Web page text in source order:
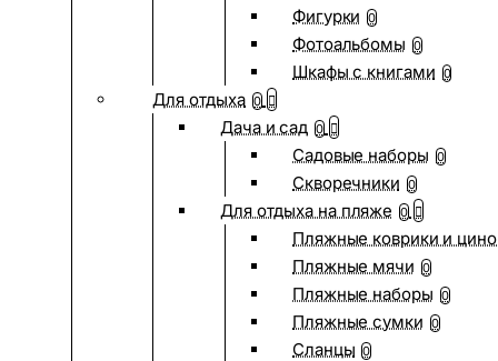
Фигурки 0
Фотоальбомы 0
Шкафы с книгами 0
Для отдыха 0
Дача и сад 0
Садовые наборы 0
Скворечники 0
Для отдыха на пляже 0
Пляжные коврики и
Пляжные мячи 0
Пляжные наборы 0
Пляжные сумки 0
Сланцы 0